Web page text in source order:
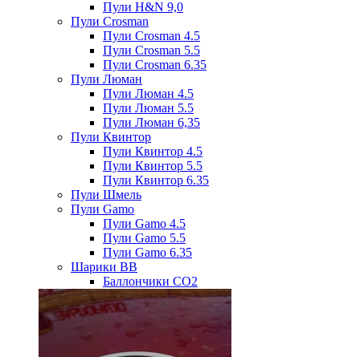
Пули H&N 9,0
Пули Crosman
Пули Crosman 4.5
Пули Crosman 5.5
Пули Crosman 6.35
Пули Люман
Пули Люман 4.5
Пули Люман 5.5
Пули Люман 6,35
Пули Квинтор
Пули Квинтор 4.5
Пули Квинтор 5.5
Пули Квинтор 6.35
Пули Шмель
Пули Gamo
Пули Gamo 4.5
Пули Gamo 5.5
Пули Gamo 6.35
Шарики BB
Баллончики CO2